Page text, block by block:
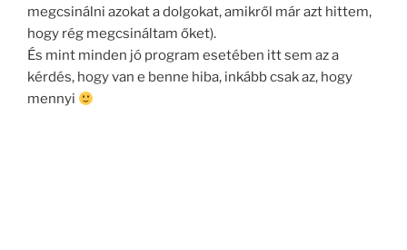
megcsinálni azokat a dolgokat, amikről már azt hittem,
hogy rég megcsináltam őket).
És mint minden jó program esetében itt sem az a
kérdés, hogy van e benne hiba, inkább csak az, hogy
mennyi